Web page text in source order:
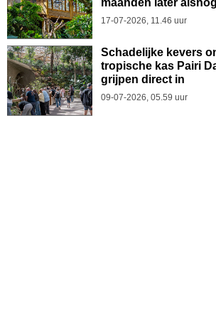
maanden later alsnog
17-07-2026, 11.46 uur
Schadelijke kevers
tropische kas Pairi
grijpen direct in
09-07-2026, 05.59 uur